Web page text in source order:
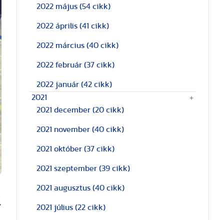
2022 május (54 cikk)
2022 április (41 cikk)
2022 március (40 cikk)
2022 február (37 cikk)
2022 január (42 cikk)
2021
2021 december (20 cikk)
2021 november (40 cikk)
2021 október (37 cikk)
2021 szeptember (39 cikk)
2021 augusztus (40 cikk)
2021 július (22 cikk)